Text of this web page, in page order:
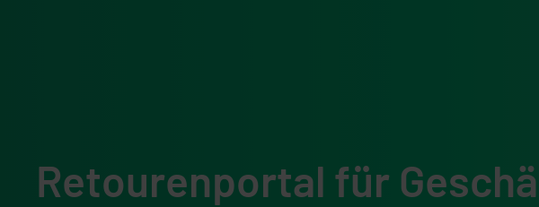
Retourenportal für